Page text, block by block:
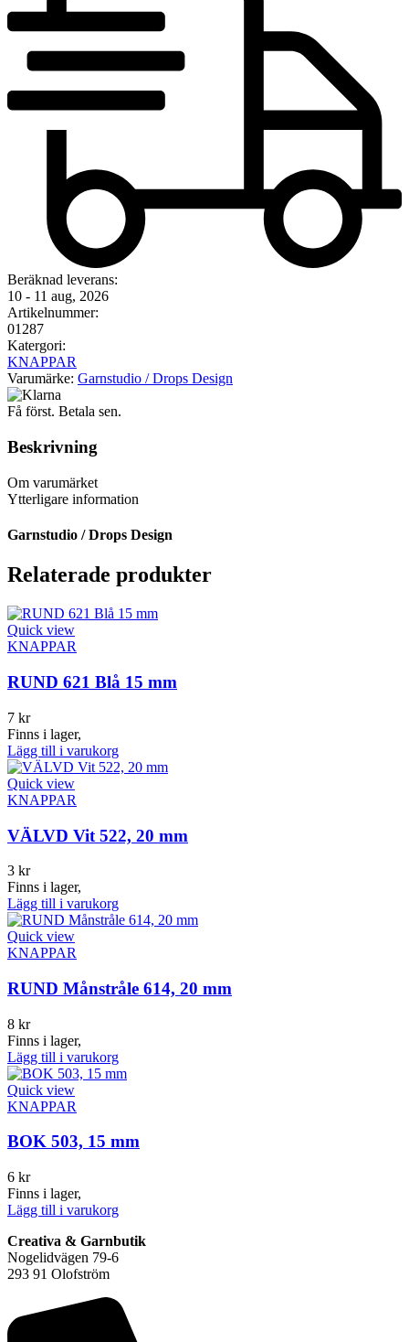
Beräknad leverans:
10 - 11 aug, 2026
Artikelnummer:
01287
Katergori:
KNAPPAR
Varumärke: Garnstudio / Drops Design
Få först. Betala sen.
Beskrivning
Om varumärket
Ytterligare information
Garnstudio / Drops Design
Relaterade produkter
Quick view
KNAPPAR
RUND 621 Blå 15 mm
7 kr
Finns i lager,
Lägg till i varukorg
Quick view
KNAPPAR
VÄLVD Vit 522, 20 mm
3 kr
Finns i lager,
Lägg till i varukorg
Quick view
KNAPPAR
RUND Månstråle 614, 20 mm
8 kr
Finns i lager,
Lägg till i varukorg
Quick view
KNAPPAR
BOK 503, 15 mm
6 kr
Finns i lager,
Lägg till i varukorg
Creativa & Garnbutik
Nogelidvägen 79-6
293 91 Olofström